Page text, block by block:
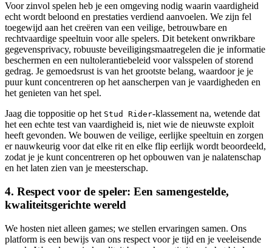
Voor zinvol spelen heb je een omgeving nodig waarin vaardigheid
echt wordt beloond en prestaties verdiend aanvoelen. We zijn fel
toegewijd aan het creëren van een veilige, betrouwbare en
rechtvaardige speeltuin voor alle spelers. Dit betekent onwrikbare
gegevensprivacy, robuuste beveiligingsmaatregelen die je informatie
beschermen en een nultolerantiebeleid voor valsspelen of storend
gedrag. Je gemoedsrust is van het grootste belang, waardoor je je
puur kunt concentreren op het aanscherpen van je vaardigheden en
het genieten van het spel.
Jaag die toppositie op het Stud Rider-klassement na, wetende dat
het een echte test van vaardigheid is, niet wie de nieuwste exploit
heeft gevonden. We bouwen de veilige, eerlijke speeltuin en zorgen
er nauwkeurig voor dat elke rit en elke flip eerlijk wordt beoordeeld,
zodat je je kunt concentreren op het opbouwen van je nalatenschap
en het laten zien van je meesterschap.
4. Respect voor de speler: Een samengestelde,
kwaliteitsgerichte wereld
We hosten niet alleen games; we stellen ervaringen samen. Ons
platform is een bewijs van ons respect voor je tijd en je veeleisende